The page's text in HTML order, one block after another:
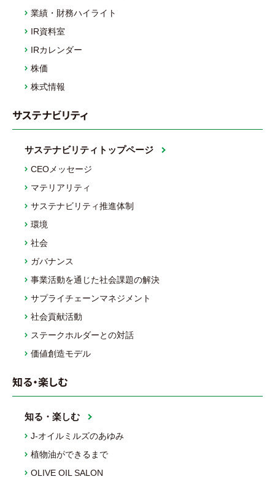
業績・財務ハイライト
IR資料室
IRカレンダー
株価
株式情報
サステナビリティ
サステナビリティトップページ
CEOメッセージ
マテリアリティ
サステナビリティ推進体制
環境
社会
ガバナンス
事業活動を通じた社会課題の解決
サプライチェーンマネジメント
社会貢献活動
ステークホルダーとの対話
価値創造モデル
知る・楽しむ
知る・楽しむ
J-オイルミルズのあゆみ
植物油ができるまで
OLIVE OIL SALON